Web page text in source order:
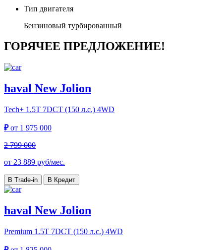
Тип двигателя
Бензиновый турбированный
ГОРЯЧЕЕ ПРЕДЛОЖЕНИЕ!
haval New Jolion
Tech+ 1.5T 7DCT (150 л.с.) 4WD
₽от 1 975 000
2 799 000
от 23 889 руб/мес.
В Trade-in В Кредит
haval New Jolion
Premium 1.5T 7DCT (150 л.с.) 4WD